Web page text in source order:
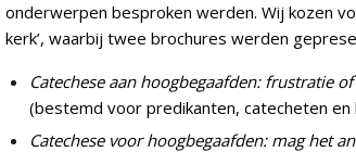
onderwerpen besproken werden. Wij kozen
kerk’, waarbij twee brochures werden
Catechese aan hoogbegaafden: frustratie of
(bestemd voor predikanten, catecheten en
Catechese voor hoogbegaafden: mag het